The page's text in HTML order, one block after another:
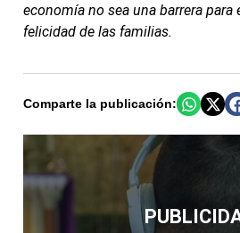
economía no sea una barrera para
felicidad de las familias.
Comparte la publicación: